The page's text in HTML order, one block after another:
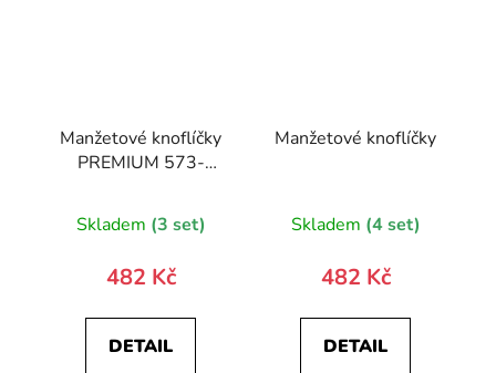
Manžetové knoflíčky
PREMIUM 573-
Skladem (3 set)
482 Kč
DETAIL
Manžetové knoflíčky
Skladem (4 set)
482 Kč
DETAIL